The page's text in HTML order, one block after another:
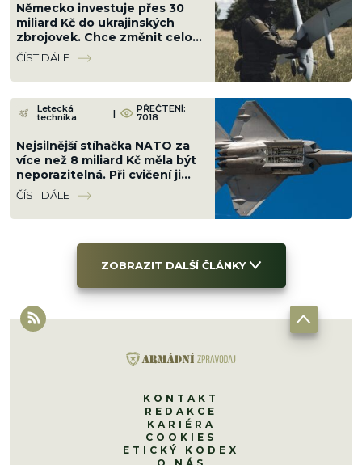
Německo investuje přes 30
miliard Kč do ukrajinských
zbrojovek. Chce změnit celou
válku a srazit Rusko na kolena
ČÍST DÁLE
Letecká
technika | PŘEČTENÍ:
7018
Nejsilnější stíhačka NATO za
více než 8 miliard Kč měla být
neporazitelná. Při cvičení ji
sestřelil obyčejný malý letoun
ČÍST DÁLE
ZOBRAZIT DALŠÍ ČLÁNKY
KONTAKT
REDAKCE
KARIÉRA
COOKIES
ETICKÝ KODEX